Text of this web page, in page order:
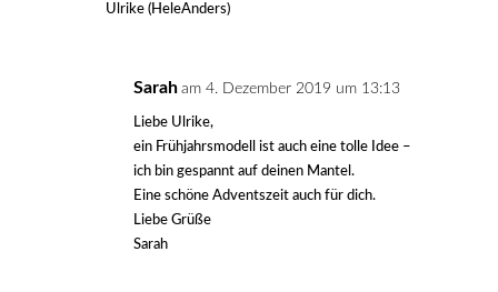
Ulrike (HeleAnders)
Sarah am 4. Dezember 2019 um 13:13
Liebe Ulrike,
ein Frühjahrsmodell ist auch eine tolle Idee –
ich bin gespannt auf deinen Mantel.
Eine schöne Adventszeit auch für dich.
Liebe Grüße
Sarah